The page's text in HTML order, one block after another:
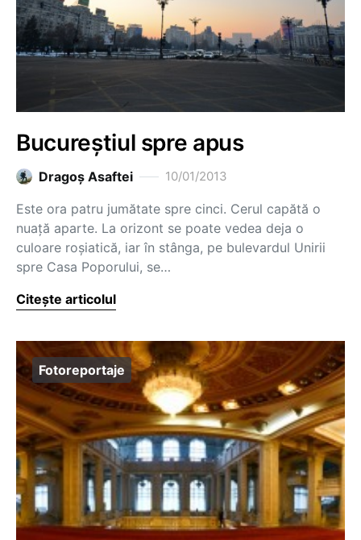
Bucureștiul spre apus
Dragoş Asaftei 10/01/2013
Este ora patru jumătate spre cinci. Cerul capătă o
nuață aparte. La orizont se poate vedea deja o
culoare roșiatică, iar în stânga, pe bulevardul Unirii
spre Casa Poporului, se…
Citește articolul
Fotoreportaje